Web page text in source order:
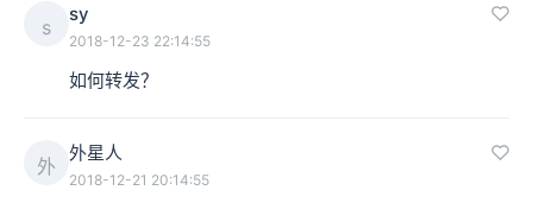
s
sy
2018-12-23 22:14:55
如何转发？
外
外星人
2018-12-21 20:14:55